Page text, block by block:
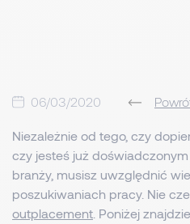
06/03/2020
Niezależnie od tego, czy
czy jesteś już
branży, musisz uwzględnić
poszukiwaniach pracy. Nie
outplacement . Poniżej